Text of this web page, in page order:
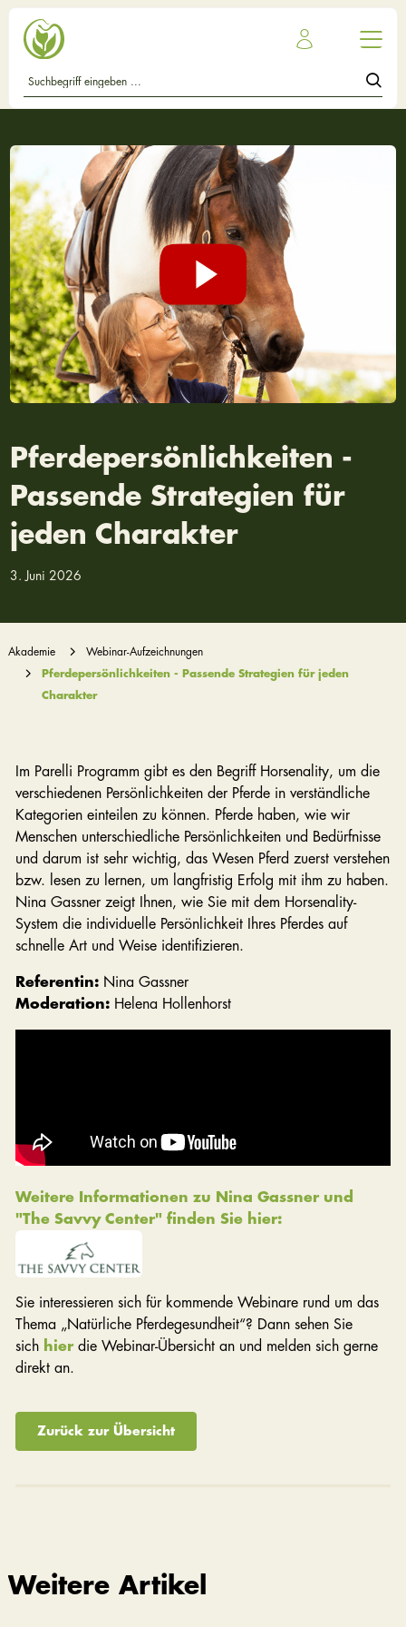
Pferdepersönlichkeiten -
Passende Strategien für
jeden Charakter
3. Juni 2026
Akademie
Webinar-Aufzeichnungen
Pferdepersönlichkeiten - Passende Strategien für jeden
Charakter
Im Parelli Programm gibt es den Begriff Horsenality, um die
verschiedenen Persönlichkeiten der Pferde in verständliche
Kategorien einteilen zu können. Pferde haben, wie wir
Menschen unterschiedliche Persönlichkeiten und Bedürfnisse
und darum ist sehr wichtig, das Wesen Pferd zuerst verstehen
bzw. lesen zu lernen, um langfristig Erfolg mit ihm zu haben.
Nina Gassner zeigt Ihnen, wie Sie mit dem Horsenality-
System die individuelle Persönlichkeit Ihres Pferdes auf
schnelle Art und Weise identifizieren.
Referentin:Nina Gassner
Moderation:Helena Hollenhorst
Weitere Informationen zu Nina Gassner und
"The Savvy Center" finden Sie hier:
Sie interessieren sich für kommende Webinare rund um das
Thema „Natürliche Pferdegesundheit“? Dann sehen Sie
sich hierdie Webinar-Übersicht an und melden sich gerne
direkt an.
Zurück zur Übersicht
Weitere Artikel